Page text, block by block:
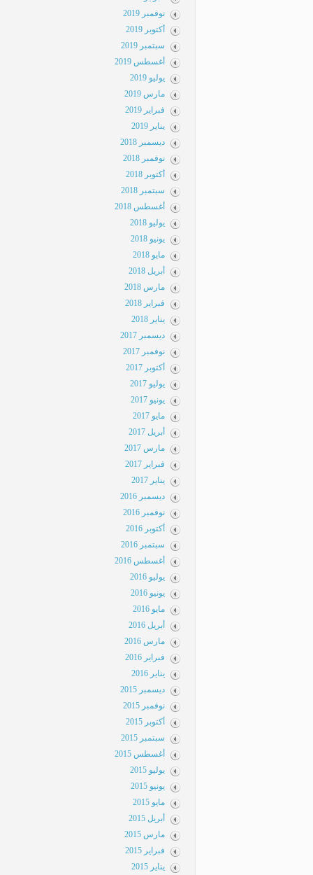
نوفمبر 2019
أكتوبر 2019
سبتمبر 2019
أغسطس 2019
يوليو 2019
مارس 2019
فبراير 2019
يناير 2019
ديسمبر 2018
نوفمبر 2018
أكتوبر 2018
سبتمبر 2018
أغسطس 2018
يوليو 2018
يونيو 2018
مايو 2018
أبريل 2018
مارس 2018
فبراير 2018
يناير 2018
ديسمبر 2017
نوفمبر 2017
أكتوبر 2017
يوليو 2017
يونيو 2017
مايو 2017
أبريل 2017
مارس 2017
فبراير 2017
يناير 2017
ديسمبر 2016
نوفمبر 2016
أكتوبر 2016
سبتمبر 2016
أغسطس 2016
يوليو 2016
يونيو 2016
مايو 2016
أبريل 2016
مارس 2016
فبراير 2016
يناير 2016
ديسمبر 2015
نوفمبر 2015
أكتوبر 2015
سبتمبر 2015
أغسطس 2015
يوليو 2015
يونيو 2015
مايو 2015
أبريل 2015
مارس 2015
فبراير 2015
يناير 2015